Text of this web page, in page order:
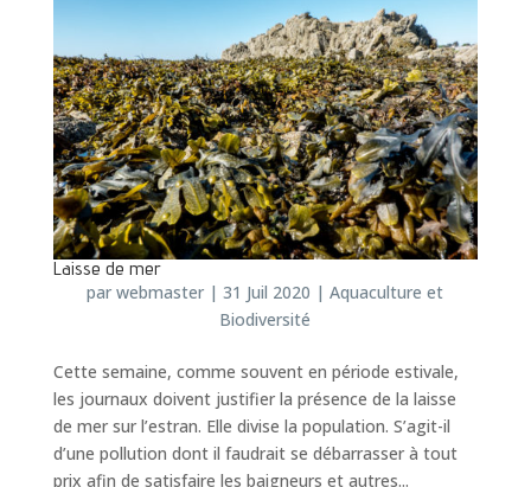
Laisse de mer
parwebmaster |31 Juil 2020 |Aquaculture et
Biodiversité
Cette semaine, comme souvent en période estivale,
les journaux doivent justifier la présence de la laisse
de mer sur l’estran. Elle divise la population. S’agit-il
d’une pollution dont il faudrait se débarrasser à tout
prix afin de satisfaire les baigneurs et autres...